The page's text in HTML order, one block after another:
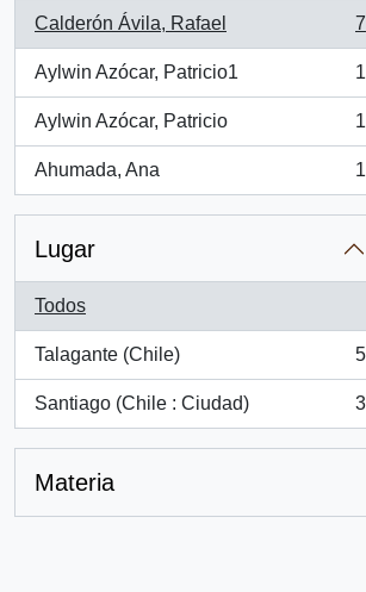
Calderón Ávila, Rafael
, 7 resultados
7
Aylwin Azócar, Patricio1
, 1 resultados
1
Aylwin Azócar, Patricio
, 1 resultados
1
Ahumada, Ana
, 1 resultados
1
Lugar
Todos
Talagante (Chile)
, 5 resultados
5
Santiago (Chile : Ciudad)
, 3 resultados
3
Materia